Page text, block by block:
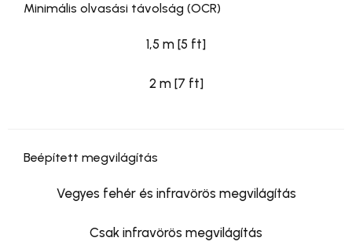
Minimális olvasási távolság (OCR)
1,5 m [5 ft]
2 m [7 ft]
Beépített megvilágítás
Vegyes fehér és infravörös megvilágítás
Csak infravörös megvilágítás